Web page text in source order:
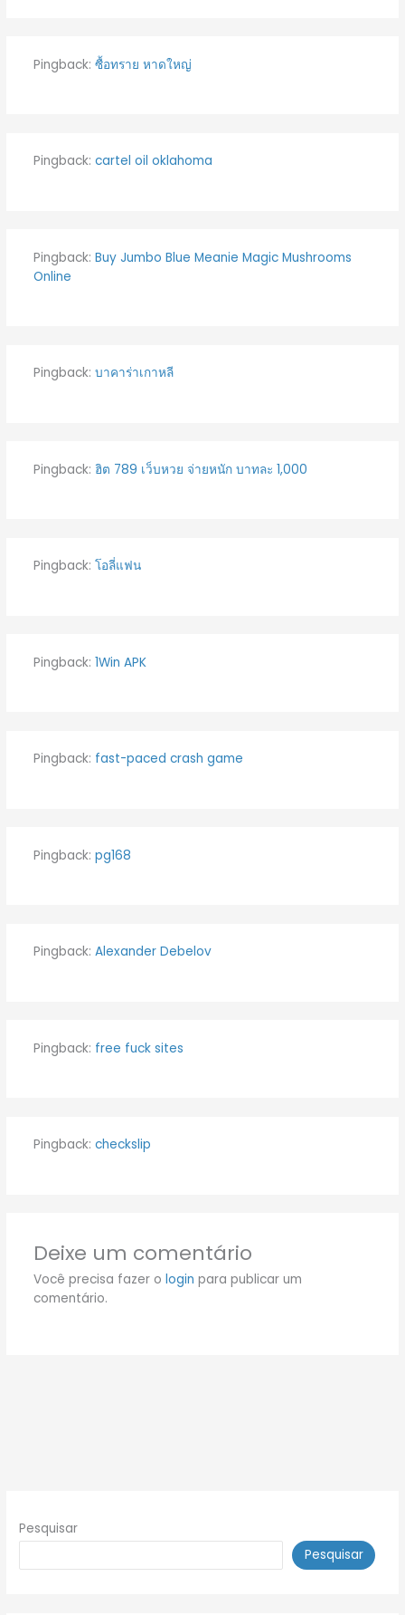
Pingback: ซื้อทราย หาดใหญ่
Pingback: cartel oil oklahoma
Pingback: Buy Jumbo Blue Meanie Magic Mushrooms
Online
Pingback: บาคาร่าเกาหลี
Pingback: ฮิต 789 เว็บหวย จ่ายหนัก บาทละ 1,000
Pingback: โอลี่แฟน
Pingback: 1Win APK
Pingback: fast-paced crash game
Pingback: pg168
Pingback: Alexander Debelov
Pingback: free fuck sites
Pingback: checkslip
Deixe um comentário
Você precisa fazer o login para publicar um
comentário.
Pesquisar
Pesquisar